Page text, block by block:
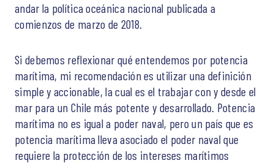
andar la política oceánica nacional publicada a
comienzos de marzo de 2018.
Si debemos reflexionar qué entendemos por potencia
marítima, mi recomendación es utilizar una definición
simple y accionable, la cual es el trabajar con y desde el
mar para un Chile más potente y desarrollado. Potencia
marítima no es igual a poder naval, pero un país que es
potencia marítima lleva asociado el poder naval que
requiere la protección de los intereses marítimos